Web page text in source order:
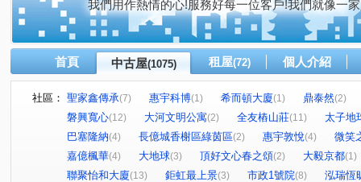
我們用作熱情的心!服務好每一位客戶!我們就像一
首頁 中古屋(1075) 租屋(72) 個人介紹
社區： 聖家鑫傳承(7) 惠宇科博(1) 希而頓大廈(1) 鼎泰然(2)
磐興寬心(12) 大河文明公寓(2) 全友樁山莊(11)
太子地
巴塞隆納(4) 長億城香榭區綠茵區(2) 惠宇敦悅(4)
微笑
嘉億楓華(4) 大地球(3) 頂好文心春之頌(2) 大毅京都(1)
聯聚怡和大廈(13) 鉅虹最上景(3) 市政1號院(8)
泓瑞恆